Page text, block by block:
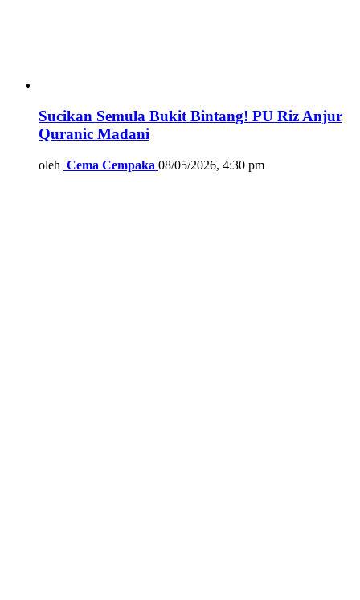
Sucikan Semula Bukit Bintang! PU Riz Anjur
Quranic Madani
oleh Cema Cempaka 08/05/2026, 4:30 pm